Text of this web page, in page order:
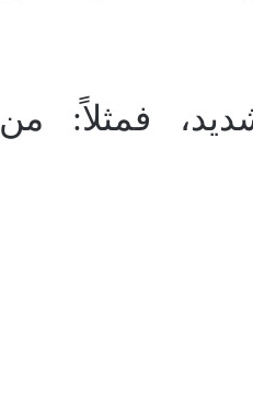
فمثلاً: من